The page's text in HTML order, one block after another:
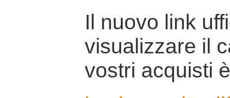
Il nuovo link
visualizzare il
vostri acquisti